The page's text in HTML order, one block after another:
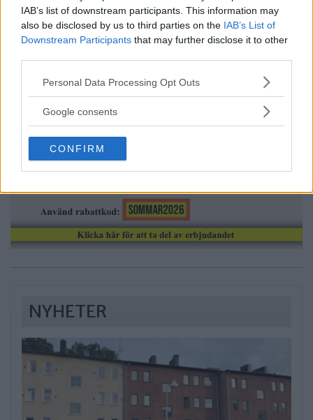
IAB’s list of downstream participants. This information may
also be disclosed by us to third parties on the IAB’s List of
Downstream Participants that may further disclose it to other
Please note that this website/app uses one or more Google
not limited to your visit or usage behaviour. You may click to
use your data for below specified purposes in below Google
consent section.
Personal Data Processing Opt Outs
Google consents
CONFIRM
NYHETER